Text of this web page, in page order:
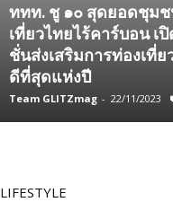
ททท. ชู ๑๐ สุดยอดชุม
เที่ยวไทยไร้คาร์บอน เ
ชั่นส่งเสริมการท่องเที่
ดีที่สุดแห่งปี
Team GLITZmag - 22/11/2023
LIFESTYLE